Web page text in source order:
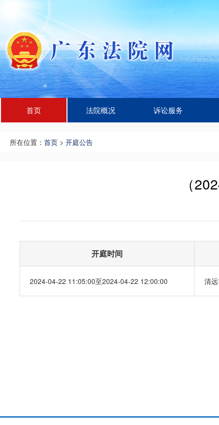
首页 法院概况 诉讼服务
所在位置： 首页 > 开庭公告
（
开庭时间
2024-04-22 11:05:00至2024-04-22 12:00:00 清